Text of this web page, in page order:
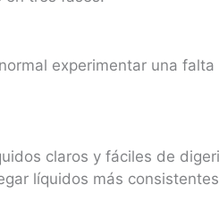
experimentar una
claros y fáciles de
líquidos más